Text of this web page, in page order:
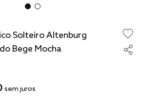
Solteiro Altenburg
Bege Mocha
sem juros